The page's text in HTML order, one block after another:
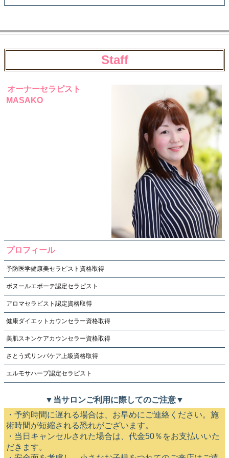
Staff
オーナーセラピスト
MASAKO
プロフィール
予防医学健康美セラピスト資格取得
ボヌールエボーテ認定セラピスト
アロマセラピスト認定資格取得
健康ダイエットカウンセラー資格取得
美肌スキンケアカウンセラー資格取得
さとう式リンパケア上級資格取得
エルモサハーブ認定セラピスト
▼当サロンご利用に際してのご注意▼
・予約時間に遅れる場合は、お早めにご連絡ください。施
術時間が短縮される恐れがございます。
・当日キャンセルされた場合は、代金50％をお支払いいた
だきます。